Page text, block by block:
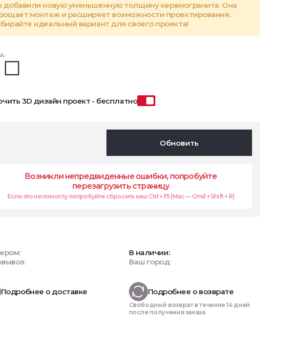
добавили новую уменьшенную толщину керамогранита. Она
монтаж и расширяет возможности проектирования.
идеальный вариант для своего проекта!
3D дизайн проект - бесплатно
Обновить
Возникли непредвиденные ошибки, попробуйте
перезагрузить страницу
Если это не помоглу попробуйте сбросить кеш Ctrl + F5 (Mac — Cmd + Shift + R)
В наличии:
Ваш город:
Подробнее о доставке Подробнее о возврате
Свободный возврат в течение 14 дней
после получения заказа